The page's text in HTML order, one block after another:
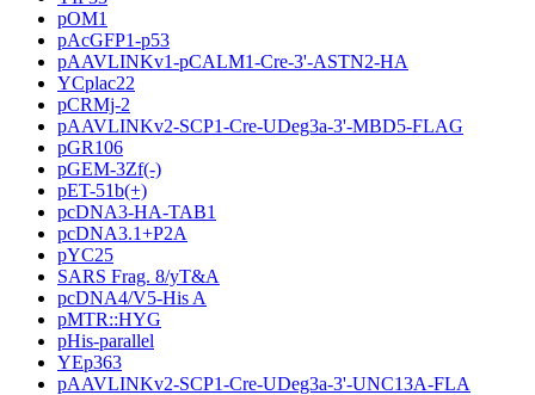
pOM1
pAcGFP1-p53
pAAVLINKv1-pCALM1-Cre-3'-ASTN2-HA
YCplac22
pCRMj-2
pAAVLINKv2-SCP1-Cre-UDeg3a-3'-MBD5-FLAG
pGR106
pGEM-3Zf(-)
pET-51b(+)
pcDNA3-HA-TAB1
pcDNA3.1+P2A
pYC25
SARS Frag. 8/yT&A
pcDNA4/V5-His A
pMTR::HYG
pHis-parallel
YEp363
pAAVLINKv2-SCP1-Cre-UDeg3a-3'-UNC13A-FLA